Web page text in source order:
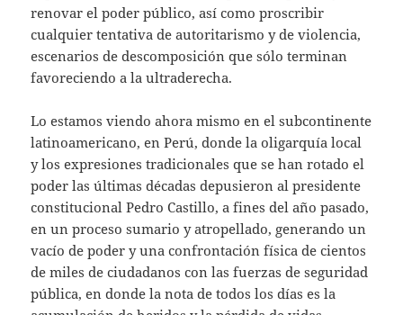
renovar el poder público, así como proscribir
cualquier tentativa de autoritarismo y de violencia,
escenarios de descomposición que sólo terminan
favoreciendo a la ultraderecha.
Lo estamos viendo ahora mismo en el subcontinente
latinoamericano, en Perú, donde la oligarquía local
y los expresiones tradicionales que se han rotado el
poder las últimas décadas depusieron al presidente
constitucional Pedro Castillo, a fines del año pasado,
en un proceso sumario y atropellado, generando un
vacío de poder y una confrontación física de cientos
de miles de ciudadanos con las fuerzas de seguridad
pública, en donde la nota de todos los días es la